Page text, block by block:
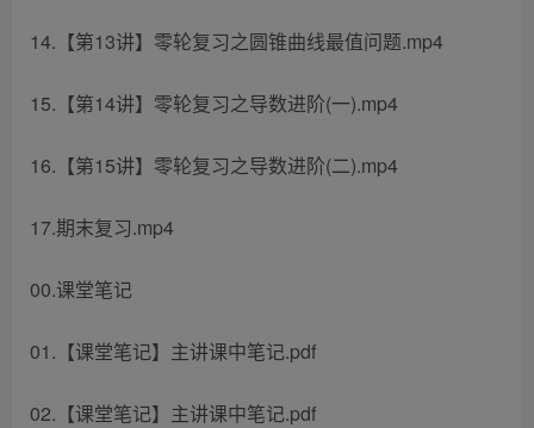
14.【第13讲】零轮复习之圆锥曲线最值问题.mp4
15.【第14讲】零轮复习之导数进阶(一).mp4
16.【第15讲】零轮复习之导数进阶(二).mp4
17.期末复习.mp4
00.课堂笔记
01.【课堂笔记】主讲课中笔记.pdf
02.【课堂笔记】主讲课中笔记.pdf